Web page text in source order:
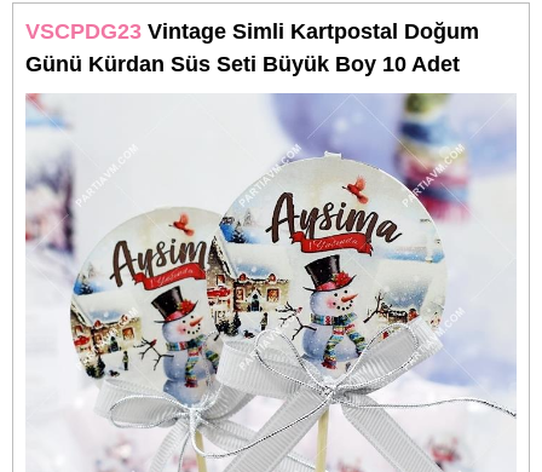
VSCPDG23 Vintage Simli Kartpostal Doğum
Günü Kürdan Süs Seti Büyük Boy 10 Adet